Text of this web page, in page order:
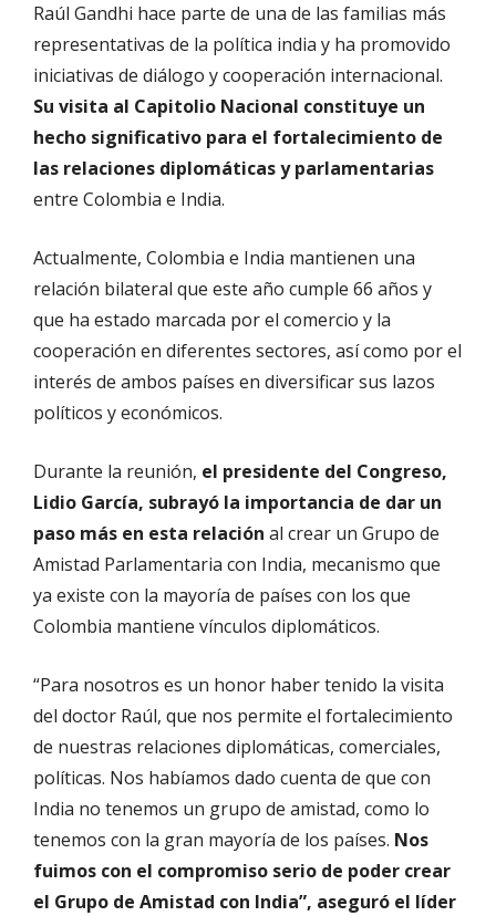
Raúl Gandhi hace parte de una de las familias más
representativas de la política india y ha promovido
iniciativas de diálogo y cooperación internacional.
Su visita al Capitolio Nacional constituye un
hecho significativo para el fortalecimiento de
las relaciones diplomáticas y parlamentarias
entre Colombia e India.
Actualmente, Colombia e India mantienen una
relación bilateral que este año cumple 66 años y
que ha estado marcada por el comercio y la
cooperación en diferentes sectores, así como por el
interés de ambos países en diversificar sus lazos
políticos y económicos.
Durante la reunión, el presidente del Congreso,
Lidio García, subrayó la importancia de dar un
paso más en esta relación al crear un Grupo de
Amistad Parlamentaria con India, mecanismo que
ya existe con la mayoría de países con los que
Colombia mantiene vínculos diplomáticos.
“Para nosotros es un honor haber tenido la visita
del doctor Raúl, que nos permite el fortalecimiento
de nuestras relaciones diplomáticas, comerciales,
políticas. Nos habíamos dado cuenta de que con
India no tenemos un grupo de amistad, como lo
tenemos con la gran mayoría de los países. Nos
fuimos con el compromiso serio de poder crear
el Grupo de Amistad con India”, aseguró el líder